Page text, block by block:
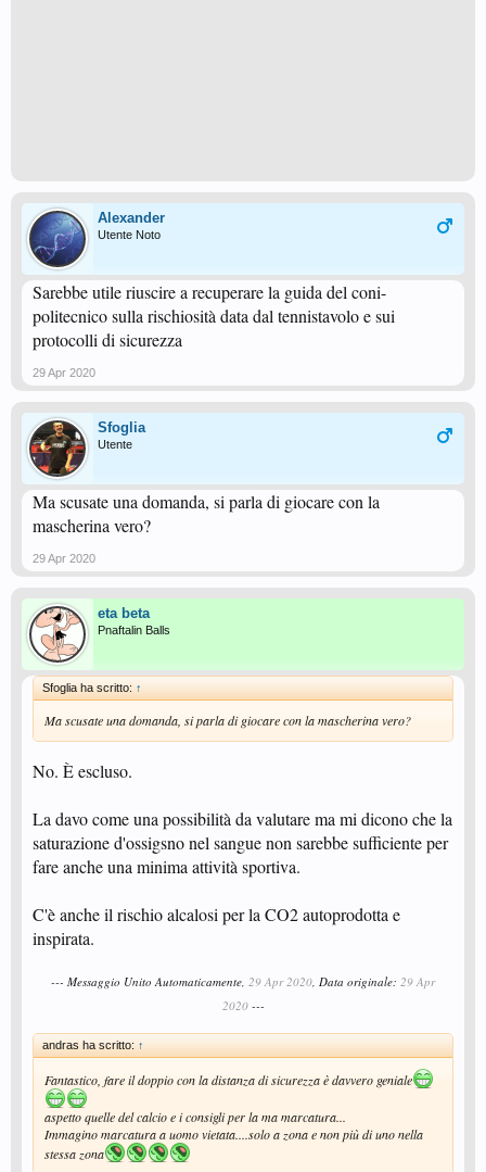
Alexander
Utente Noto
Sarebbe utile riuscire a recuperare la guida del coni-
politecnico sulla rischiosità data dal tennistavolo e sui
protocolli di sicurezza
29 Apr 2020
Sfoglia
Utente
Ma scusate una domanda, si parla di giocare con la
mascherina vero?
29 Apr 2020
eta beta
Pnaftalin Balls
Sfoglia ha scritto: ↑
Ma scusate una domanda, si parla di giocare con la mascherina vero?
No. È escluso.
La davo come una possibilità da valutare ma mi dicono che la
saturazione d'ossigsno nel sangue non sarebbe sufficiente per
fare anche una minima attività sportiva.
C'è anche il rischio alcalosi per la CO2 autoprodotta e
inspirata.
--- Messaggio Unito Automaticamente, 29 Apr 2020, Data originale: 29 Apr
2020---
andras ha scritto: ↑
Fantastico, fare il doppio con la distanza di sicurezza è davvero geniale
aspetto quelle del calcio e i consigli per la ma marcatura...
Immagino marcatura a uomo vietata....solo a zona e non più di uno nella
stessa zona